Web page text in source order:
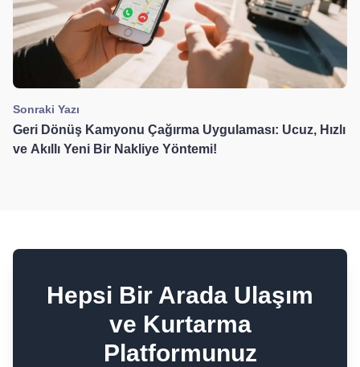
Sonraki Yazı
Geri Dönüş Kamyonu Çağırma Uygulaması: Ucuz, Hızlı
ve Akıllı Yeni Bir Nakliye Yöntemi!
Hepsi Bir Arada Ulaşım
ve Kurtarma
Platformunuz